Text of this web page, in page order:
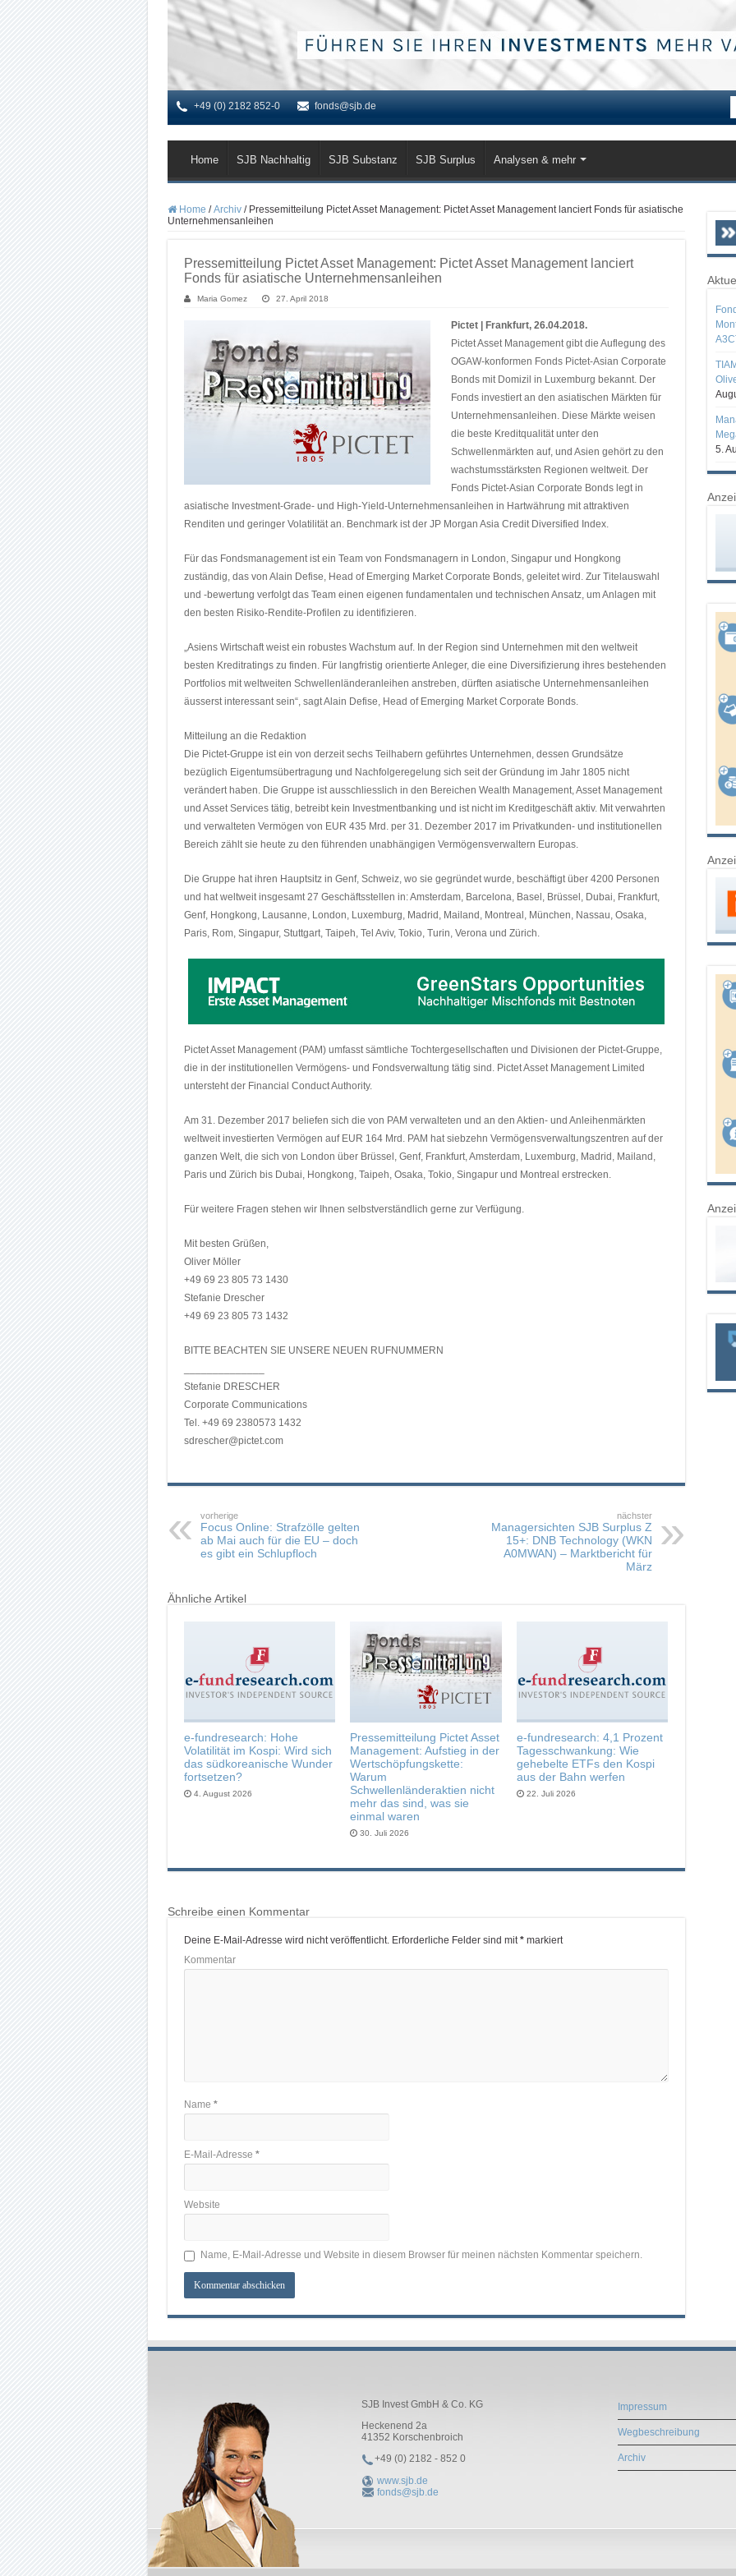
+49 (0) 2182 852-0 fonds@sjb.de
Home SJB Nachhaltig SJB Substanz SJB Surplus Analysen & mehr
Home / Archiv / Pressemitteilung Pictet Asset Management: Pictet Asset Management lanciert Fonds für asiatische
Unternehmensanleihen
Pressemitteilung Pictet Asset Management: Pictet Asset Management lanciert
Fonds für asiatische Unternehmensanleihen
Maria Gomez 27. April 2018
Pictet | Frankfurt, 26.04.2018.
Pictet Asset Management gibt die Auflegung des
OGAW-konformen Fonds Pictet-Asian Corporate
Bonds mit Domizil in Luxemburg bekannt. Der
Fonds investiert an den asiatischen Märkten für
Unternehmensanleihen. Diese Märkte weisen
die beste Kreditqualität unter den
Schwellenmärkten auf, und Asien gehört zu den
wachstumsstärksten Regionen weltweit. Der
Fonds Pictet-Asian Corporate Bonds legt in
asiatische Investment-Grade- und High-Yield-Unternehmensanleihen in Hartwährung mit attraktiven
Renditen und geringer Volatilität an. Benchmark ist der JP Morgan Asia Credit Diversified Index.
Für das Fondsmanagement ist ein Team von Fondsmanagern in London, Singapur und Hongkong
zuständig, das von Alain Defise, Head of Emerging Market Corporate Bonds, geleitet wird. Zur Titelauswahl
und -bewertung verfolgt das Team einen eigenen fundamentalen und technischen Ansatz, um Anlagen mit
den besten Risiko-Rendite-Profilen zu identifizieren.
„Asiens Wirtschaft weist ein robustes Wachstum auf. In der Region sind Unternehmen mit den weltweit
besten Kreditratings zu finden. Für langfristig orientierte Anleger, die eine Diversifizierung ihres bestehenden
Portfolios mit weltweiten Schwellenländeranleihen anstreben, dürften asiatische Unternehmensanleihen
äusserst interessant sein“, sagt Alain Defise, Head of Emerging Market Corporate Bonds.
Mitteilung an die Redaktion
Die Pictet-Gruppe ist ein von derzeit sechs Teilhabern geführtes Unternehmen, dessen Grundsätze
bezüglich Eigentumsübertragung und Nachfolgeregelung sich seit der Gründung im Jahr 1805 nicht
verändert haben. Die Gruppe ist ausschliesslich in den Bereichen Wealth Management, Asset Management
und Asset Services tätig, betreibt kein Investmentbanking und ist nicht im Kreditgeschäft aktiv. Mit verwahrten
und verwalteten Vermögen von EUR 435 Mrd. per 31. Dezember 2017 im Privatkunden- und institutionellen
Bereich zählt sie heute zu den führenden unabhängigen Vermögensverwaltern Europas.
Die Gruppe hat ihren Hauptsitz in Genf, Schweiz, wo sie gegründet wurde, beschäftigt über 4200 Personen
und hat weltweit insgesamt 27 Geschäftsstellen in: Amsterdam, Barcelona, Basel, Brüssel, Dubai, Frankfurt,
Genf, Hongkong, Lausanne, London, Luxemburg, Madrid, Mailand, Montreal, München, Nassau, Osaka,
Paris, Rom, Singapur, Stuttgart, Taipeh, Tel Aviv, Tokio, Turin, Verona und Zürich.
Pictet Asset Management (PAM) umfasst sämtliche Tochtergesellschaften und Divisionen der Pictet-Gruppe,
die in der institutionellen Vermögens- und Fondsverwaltung tätig sind. Pictet Asset Management Limited
untersteht der Financial Conduct Authority.
Am 31. Dezember 2017 beliefen sich die von PAM verwalteten und an den Aktien- und Anleihenmärkten
weltweit investierten Vermögen auf EUR 164 Mrd. PAM hat siebzehn Vermögensverwaltungszentren auf der
ganzen Welt, die sich von London über Brüssel, Genf, Frankfurt, Amsterdam, Luxemburg, Madrid, Mailand,
Paris und Zürich bis Dubai, Hongkong, Taipeh, Osaka, Tokio, Singapur und Montreal erstrecken.
Für weitere Fragen stehen wir Ihnen selbstverständlich gerne zur Verfügung.
Mit besten Grüßen,
Oliver Möller
+49 69 23 805 73 1430
Stefanie Drescher
+49 69 23 805 73 1432
BITTE BEACHTEN SIE UNSERE NEUEN RUFNUMMERN
Stefanie DRESCHER
Corporate Communications
Tel. +49 69 2380573 1432
sdrescher@pictet.com
vorherige
Focus Online: Strafzölle gelten
ab Mai auch für die EU – doch
es gibt ein Schlupfloch
nächster
Managersichten SJB Surplus Z
15+: DNB Technology (WKN
A0MWAN) – Marktbericht für
März
Ähnliche Artikel
e-fundresearch: Hohe
Volatilität im Kospi: Wird sich
das südkoreanische Wunder
fortsetzen?
4. August 2026
Pressemitteilung Pictet Asset
Management: Aufstieg in der
Wertschöpfungskette:
Warum
Schwellenländeraktien nicht
mehr das sind, was sie
einmal waren
30. Juli 2026
e-fundresearch: 4,1 Prozent
Tagesschwankung: Wie
gehebelte ETFs den Kospi
aus der Bahn werfen
22. Juli 2026
Schreibe einen Kommentar
Deine E-Mail-Adresse wird nicht veröffentlicht.Erforderliche Felder sind mit*markiert
Kommentar
Name *
E-Mail-Adresse *
Website
Name, E-Mail-Adresse und Website in diesem Browser für meinen nächsten Kommentar speichern.
5.
SJB Invest GmbH & Co. KG
Heckenend 2a
41352 Korschenbroich
+49 (0) 2182 - 852 0
www.sjb.de
fonds@sjb.de
Impressum
Wegbeschreibung
Archiv